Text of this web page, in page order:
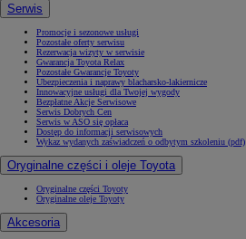
Serwis
Promocje i sezonowe usługi
Pozostałe oferty serwisu
Rezerwacja wizyty w serwisie
Gwarancja Toyota Relax
Pozostałe Gwarancje Toyoty
Ubezpieczenia i naprawy blacharsko-lakiernicze
Innowacyjne usługi dla Twojej wygody
Bezpłatne Akcje Serwisowe
Serwis Dobrych Cen
Serwis w ASO się opłaca
Dostęp do informacji serwisowych
Wykaz wydanych zaświadczeń o odbytym szkoleniu (pdf)
Oryginalne części i oleje Toyota
Oryginalne części Toyoty
Oryginalne oleje Toyoty
Akcesoria